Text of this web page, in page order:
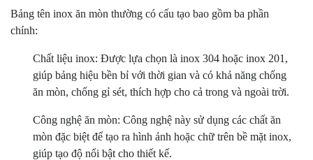
Bảng tên inox ăn mòn thường có cấu tạo bao gồm ba phần
chính:
Chất liệu inox: Được lựa chọn là inox 304 hoặc inox 201,
giúp bảng hiệu bền bỉ với thời gian và có khả năng chống
ăn mòn, chống gỉ sét, thích hợp cho cả trong và ngoài trời.
Công nghệ ăn mòn: Công nghệ này sử dụng các chất ăn
mòn đặc biệt để tạo ra hình ảnh hoặc chữ trên bề mặt inox,
giúp tạo độ nổi bật cho thiết kế.